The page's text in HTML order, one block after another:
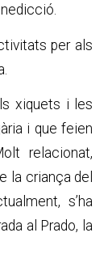
per als
xiquets i les
i que feien
relacionat,
la criança del
s’ha
al Prado, la